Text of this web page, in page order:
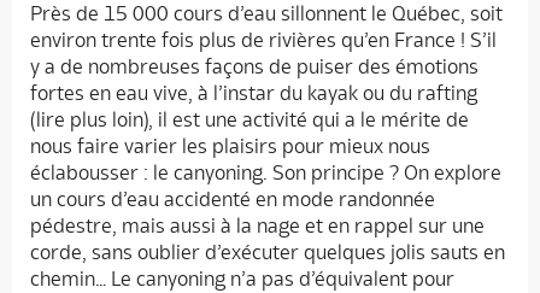
Près de 15 000 cours d’eau sillonnent le Québec, soit
environ trente fois plus de rivières qu’en France ! S’il
y a de nombreuses façons de puiser des émotions
fortes en eau vive, à l’instar du kayak ou du rafting
(lire plus loin), il est une activité qui a le mérite de
nous faire varier les plaisirs pour mieux nous
éclabousser : le canyoning. Son principe ? On explore
un cours d’eau accidenté en mode randonnée
pédestre, mais aussi à la nage et en rappel sur une
corde, sans oublier d’exécuter quelques jolis sauts en
chemin… Le canyoning n’a pas d’équivalent pour